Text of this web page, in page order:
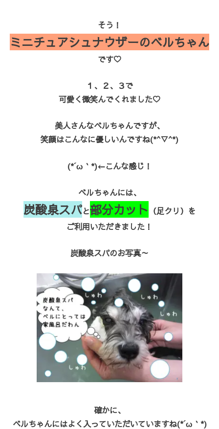
そう！
ミニチュアシュナウザーのベルちゃん
です♡
１、２、３で
可愛く微笑んでくれました♡
美人さんなベルちゃんですが、
笑顔はこんなに優しいんですね(*^▽^*)
(*´ω｀*)←こんな感じ！
ベルちゃんには、
炭酸泉スパと部分カット （足クリ）を
ご利用いただきました！
炭酸泉スパのお写真～
確かに、
ベルちゃんにはよく入っていただいていますね(*´ω｀*)